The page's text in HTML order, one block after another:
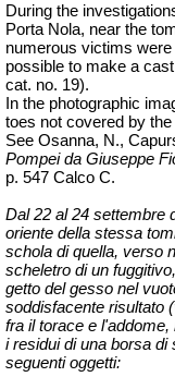
During the
Porta Nola, near the
numerous victims
possible to make a
cat. no. 19).
In the photographic
toes not covered by
See Osanna, N.,
Pompei da Giuseppe
p. 547 Calco C.
Dal 22 al 24 settembre
oriente della stessa
schola di quella, verso
scheletro di un
getto del gesso nel
soddisfacente risultato
fra il torace e
i residui di una borsa
seguenti oggetti: